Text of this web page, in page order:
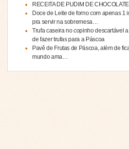
RECEITA DE PUDIM DE
Doce de Leite de forno com apenas 1
pra servir na sobremesa…
Trufa caseira no copinho descartável
de fazer trufas para a Páscoa
Pavê de Frutas de Páscoa, além de
mundo ama…